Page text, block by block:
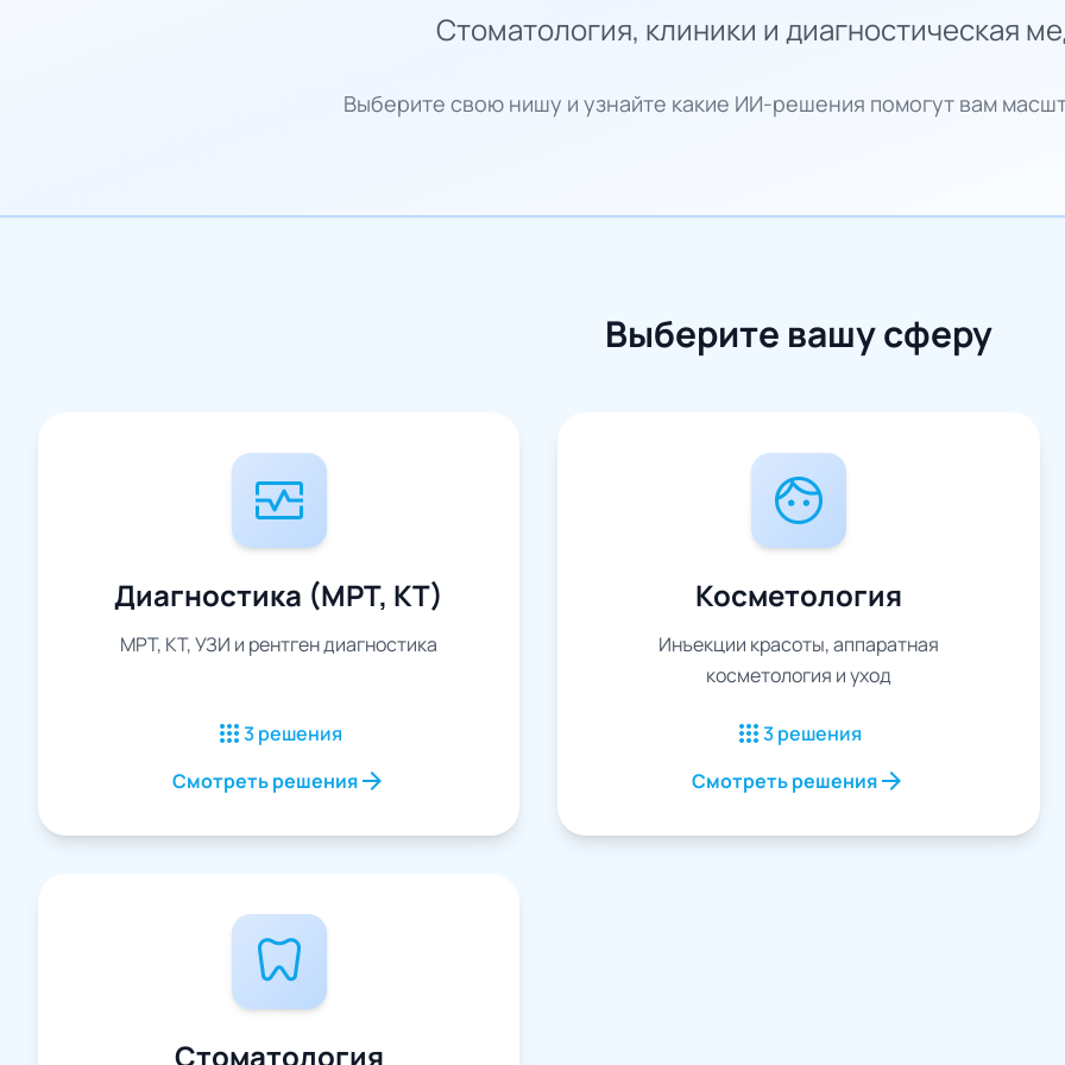
Стоматология, клиники и диагностическая
Выберите свою нишу и узнайте какие ИИ-решения помогут вам
Выберите вашу сферу
monitor_heart
Диагностика (МРТ, КТ)
МРТ, КТ, УЗИ и рентген диагностика
apps3 решения
Смотреть решенияarrow_forward
face
Косметология
Инъекции красоты, аппаратная
косметология и уход
apps3 решения
Смотреть решенияarrow_forward
dentistry
Стоматология